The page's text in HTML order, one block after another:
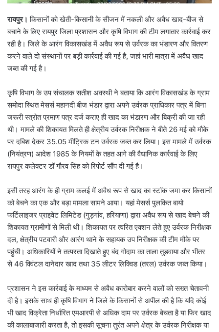
रायपुर। किसानों को खेती-किसानी के सीजन में नकली और अवैध खाद-बीज से
बचाने के लिए रायपुर जिला प्रशासन और कृषि विभाग की टीम लगातार कार्रवाई कर
रही है। जिले के आरंग विकासखंड में अवैध रूप से उर्वरक का भंडारण और वितरण
करने वाले दो संस्थानों पर बड़ी कार्रवाई की गई है, जहां भारी मात्रा में अवैध खाद
जब्त की गई है।
कृषि विभाग के उप संचालक सतीश अवस्थी ने बताया कि आरंग विकासखंड के ग्राम
समोदा स्थित मेसर्स महानदी बीज भंडार द्वारा अपने उर्वरक प्राधिकार पत्र में बिना
जरूरी स्त्रोत प्रमाण पत्र दर्ज कराए ही खाद का भंडारण और बिक्री की जा रही
थी। मामले की शिकायत मिलते ही क्षेत्रीय उर्वरक निरीक्षक ने बीते 26 मई को मौके
पर दबिश देकर 35.05 मीट्रिक टन उर्वरक जब्त कर लिया। इस मामले में उर्वरक
(नियंत्रण) आदेश 1985 के नियमों के तहत आगे की वैधानिक कार्रवाई के लिए
रायपुर कलेक्टर डॉ गौरव सिंह को रिपोर्ट सौंप दी गई है।
इसी तरह आरंग के ही ग्राम कलई में अवैध रूप से खाद का स्टॉक जमा कर किसानों
को बेचने का एक और बड़ा मामला सामने आया। यहां मेसर्स पुलकित बायो
फर्टिलाइजर प्राइवेट लिमिटेड (गुड़गांव, हरियाणा) द्वारा अवैध रूप से खाद बेचने की
शिकायत ग्रामीणों से मिली थी। शिकायत पर त्वरित एक्शन लेते हुए उर्वरक निरीक्षक
दल, क्षेत्रीय पटवारी और आरंग थाने के सहायक उप निरीक्षक की टीम मौके पर
पहुंची। अधिकारियों ने तत्परता दिखाते हुए बंद गोदाम का ताला तुड़वाया और भीतर
से 46 क्विंटल दानेदार खाद तथा 35 लीटर लिक्विड (तरल) उर्वरक जब्त किया।
प्रशासन ने इस कार्रवाई के माध्यम से अवैध कारोबार करने वालों को सख्त चेतावनी
दी है। इसके साथ ही कृषि विभाग ने जिले के किसानों से अपील की है कि यदि कोई
भी खाद विक्रेता निर्धारित एमआरपी से अधिक दाम पर उर्वरक बेचता है या फिर खाद
की कालाबाजारी करता है, तो इसकी सूचना तुरंत अपने क्षेत्र के उर्वरक निरीक्षक या